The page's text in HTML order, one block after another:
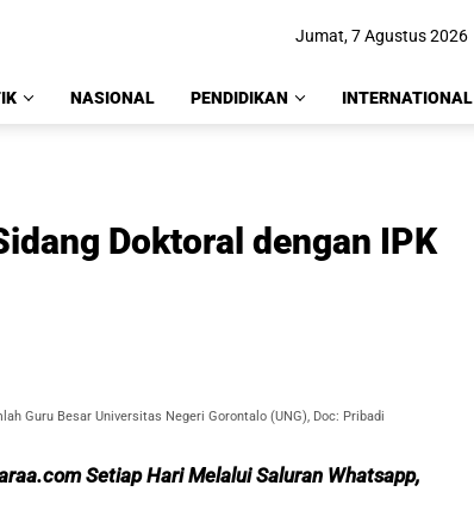
Jumat, 7 Agustus 2026
NASIONAL PENDIDIKAN INTERNATIONAL
Doktoral dengan IPK
Guru Besar Universitas Negeri Gorontalo (UNG), Doc: Pribadi
Setiap Hari Melalui Saluran Whatsapp,